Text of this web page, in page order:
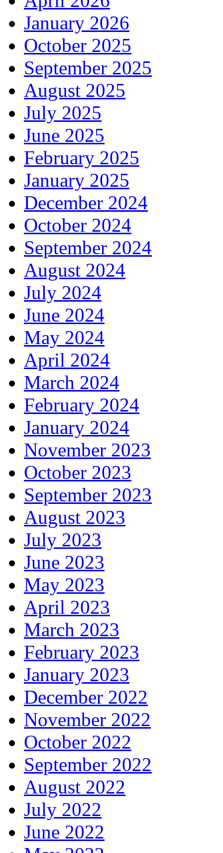
January 2026
October 2025
September 2025
August 2025
July 2025
June 2025
February 2025
January 2025
December 2024
October 2024
September 2024
August 2024
July 2024
June 2024
May 2024
April 2024
March 2024
February 2024
January 2024
November 2023
October 2023
September 2023
August 2023
July 2023
June 2023
May 2023
April 2023
March 2023
February 2023
January 2023
December 2022
November 2022
October 2022
September 2022
August 2022
July 2022
June 2022